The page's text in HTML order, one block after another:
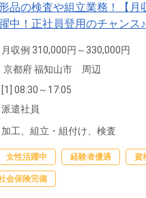
品の検査や組立業務！【
中！正社員登用のチャンス
月収例 310,000円～330,000円
時給 1,400円～1,400円
京都府 福知山市　周辺
[1] 08:30～17:05
[2] 20:30～05:05
派遣社員
加工、 組立・組付け、 検査
女性活躍中 経験者優遇 資
会保険完備